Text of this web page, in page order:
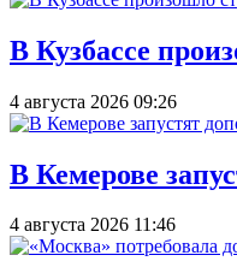
В Кузбассе
4 августа 2026 09:26
В Кемерове
4 августа 2026 11:46